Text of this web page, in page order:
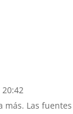
más. Las